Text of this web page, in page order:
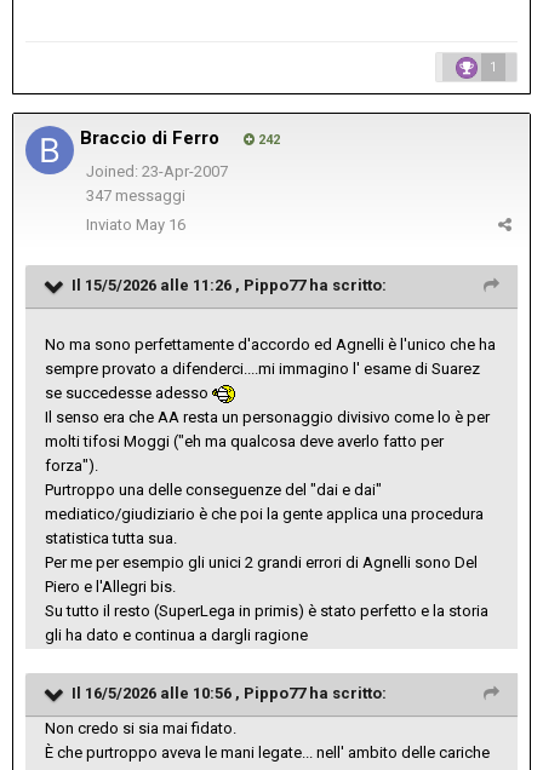
1
Braccio di Ferro 242
Joined: 23-Apr-2007
347 messaggi
Inviato May 16
Il 15/5/2026 alle 11:26 , Pippo77ha scritto:
No ma sono perfettamente d'accordo ed Agnelli è l'unico che ha
sempre provato a difenderci....mi immagino l' esame di Suarez
se succedesse adesso
Il senso era che AA resta un personaggio divisivo come lo è per
molti tifosi Moggi ("eh ma qualcosa deve averlo fatto per
forza").
Purtroppo una delle conseguenze del "dai e dai"
mediatico/giudiziario è che poi la gente applica una procedura
statistica tutta sua.
Per me per esempio gli unici 2 grandi errori di Agnelli sono Del
Piero e l'Allegri bis.
Su tutto il resto (SuperLega in primis) è stato perfetto e la storia
gli ha dato e continua a dargli ragione
Il 16/5/2026 alle 10:56 , Pippo77ha scritto:
Non credo si sia mai fidato.
È che purtroppo aveva le mani legate... nell' ambito delle cariche